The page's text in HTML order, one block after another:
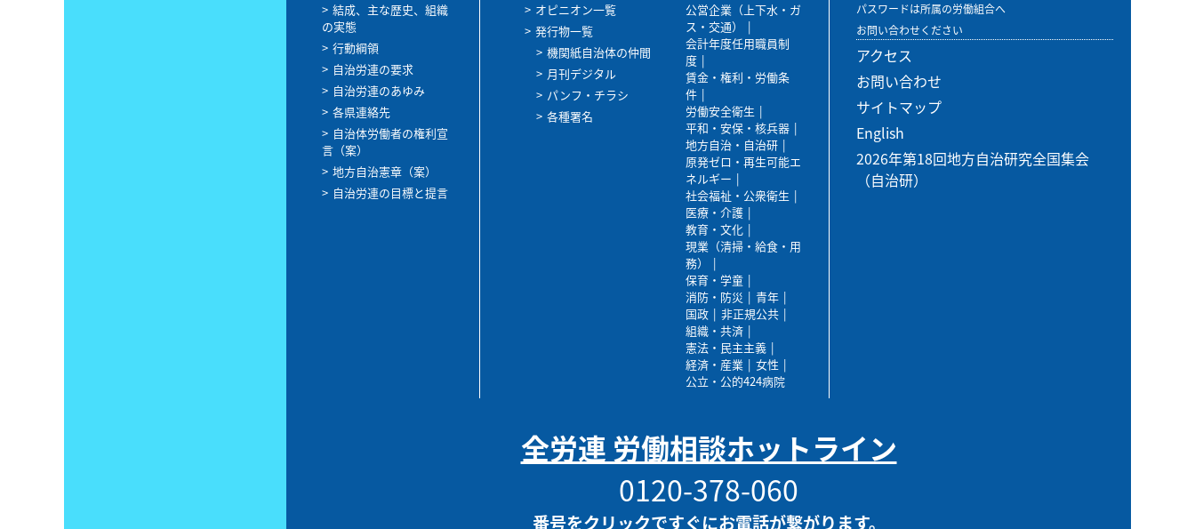
結成、主な歴史、組織
の実態
行動綱領
自治労連の要求
自治労連のあゆみ
各県連絡先
自治体労働者の権利宣
言（案）
地方自治憲章（案）
自治労連の目標と提言
オピニオン一覧
発行物一覧
機関紙自治体の仲間
月刊デジタル
パンフ・チラシ
各種署名
公営企業（上下水・ガ
ス・交通）
会計年度任用職員制
度
賃金・権利・労働条
件
労働安全衛生
平和・安保・核兵器
地方自治・自治研
原発ゼロ・再生可能エ
ネルギー
社会福祉・公衆衛生
医療・介護
教育・文化
現業（清掃・給食・用
務）
保育・学童
消防・防災
青年
国政
非正規公共
組織・共済
憲法・民主主義
経済・産業
女性
公立・公的424病院
パスワードは所属の労働組合へ
お問い合わせください
アクセス
お問い合わせ
サイトマップ
English
2026年第18回地方自治研究全国集会
（自治研）
全労連 労働相談ホットライン
0120-378-060
番号をクリックですぐにお電話が繋がります。